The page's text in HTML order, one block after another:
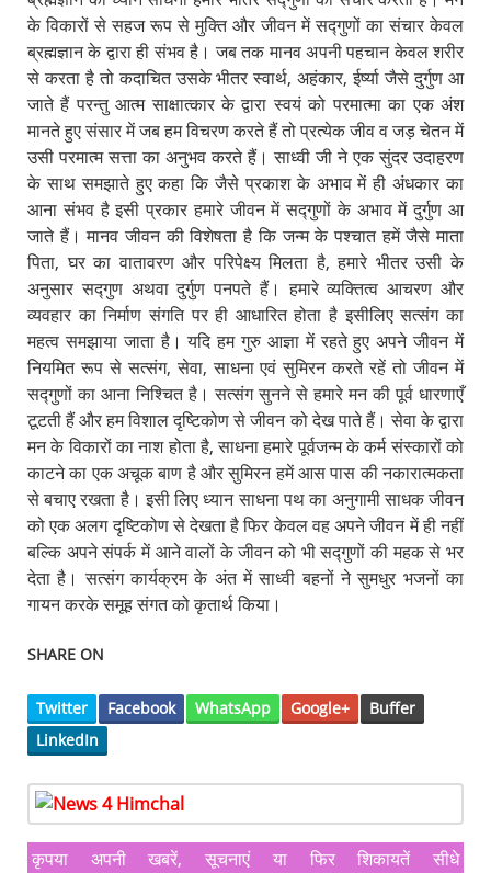
के विकारों से सहज रूप से मुक्ति और जीवन में सद्गुणों का संचार केवल
ब्रह्मज्ञान के द्वारा ही संभव है। जब तक मानव अपनी पहचान केवल शरीर
से करता है तो कदाचित उसके भीतर स्वार्थ, अहंकार, ईर्ष्या जैसे दुर्गुण आ
जाते हैं परन्तु आत्म साक्षात्कार के द्वारा स्वयं को परमात्मा का एक अंश
मानते हुए संसार में जब हम विचरण करते हैं तो प्रत्येक जीव व जड़ चेतन में
उसी परमात्म सत्ता का अनुभव करते हैं। साध्वी जी ने एक सुंदर उदाहरण
के साथ समझाते हुए कहा कि जैसे प्रकाश के अभाव में ही अंधकार का
आना संभव है इसी प्रकार हमारे जीवन में सद्गुणों के अभाव में दुर्गुण आ
जाते हैं। मानव जीवन की विशेषता है कि जन्म के पश्चात हमें जैसे माता
पिता, घर का वातावरण और परिपेक्ष्य मिलता है, हमारे भीतर उसी के
अनुसार सद्गुण अथवा दुर्गुण पनपते हैं। हमारे व्यक्तित्व आचरण और
व्यवहार का निर्माण संगति पर ही आधारित होता है इसीलिए सत्संग का
महत्व समझाया जाता है। यदि हम गुरु आज्ञा में रहते हुए अपने जीवन में
नियमित रूप से सत्संग, सेवा, साधना एवं सुमिरन करते रहें तो जीवन में
सद्गुणों का आना निश्चित है। सत्संग सुनने से हमारे मन की पूर्व धारणाएँ
टूटती हैं और हम विशाल दृष्टिकोण से जीवन को देख पाते हैं। सेवा के द्वारा
मन के विकारों का नाश होता है, साधना हमारे पूर्वजन्म के कर्म संस्कारों को
काटने का एक अचूक बाण है और सुमिरन हमें आस पास की नकारात्मकता
से बचाए रखता है। इसी लिए ध्यान साधना पथ का अनुगामी साधक जीवन
को एक अलग दृष्टिकोण से देखता है फिर केवल वह अपने जीवन में ही नहीं
बल्कि अपने संपर्क में आने वालों के जीवन को भी सद्गुणों की महक से भर
देता है। सत्संग कार्यक्रम के अंत में साध्वी बहनों ने सुमधुर भजनों का
गायन करके समूह संगत को कृतार्थ किया।
SHARE ON
Twitter Facebook WhatsApp Google+
Buffer
LinkedIn
कृपया अपनी खबरें, सूचनाएं या फिर शिकायतें सीधे